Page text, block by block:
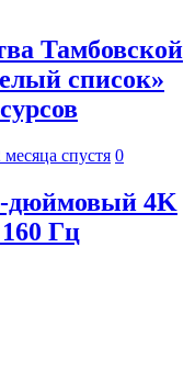
Тамбовской
список»
месяца спустя 0
дюймовый 4K
Гц